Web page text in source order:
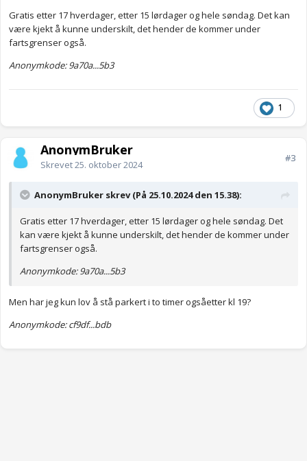
Gratis etter 17 hverdager, etter 15 lørdager og hele søndag. Det kan
være kjekt å kunne underskilt, det hender de kommer under
fartsgrenser også.
Anonymkode: 9a70a...5b3
1
AnonymBruker
Skrevet25. oktober 2024
#3
AnonymBruker skrev (På 25.10.2024 den 15.38):
Gratis etter 17 hverdager, etter 15 lørdager og hele søndag. Det
kan være kjekt å kunne underskilt, det hender de kommer under
fartsgrenser også.
Anonymkode: 9a70a...5b3
Men har jeg kun lov å stå parkert i to timer ogsåetter kl 19?
Anonymkode: cf9df...bdb